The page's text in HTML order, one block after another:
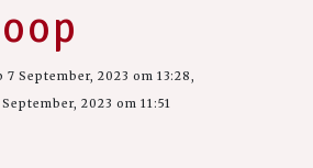
September, 2023 om 13:28,
2023 om 11:51